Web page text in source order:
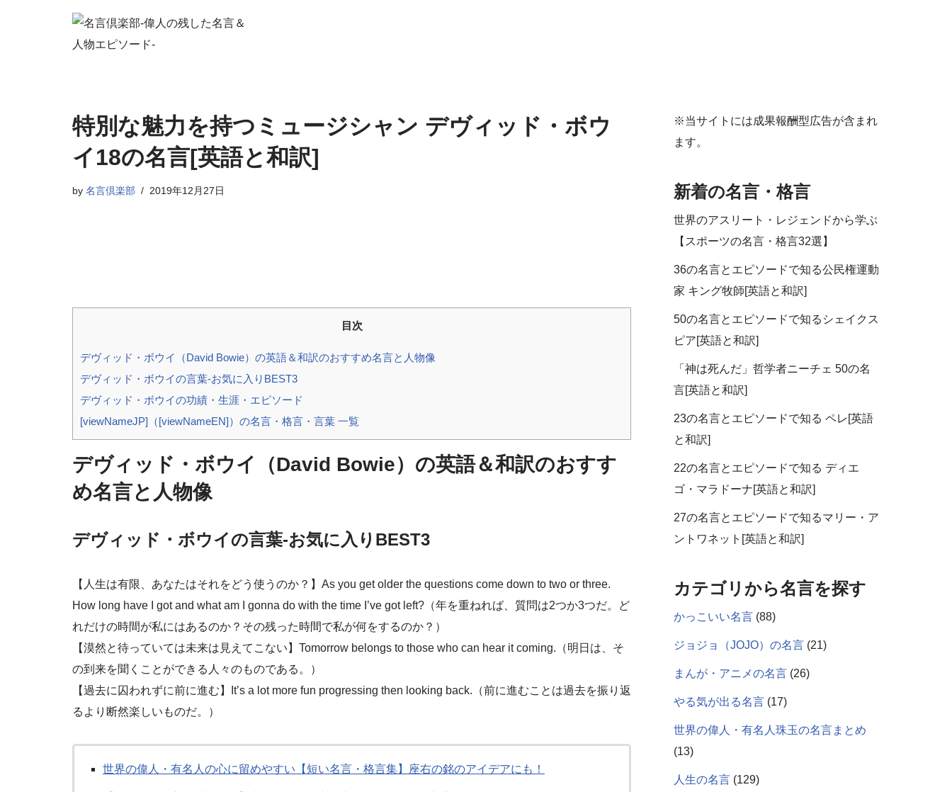
特別な魅力を持つミュージシャン デヴィッド・ボウ
イ18の名言[英語と和訳]
by 名言倶楽部 2019年12月27日
目次
デヴィッド・ボウイ（David Bowie）の英語＆和訳のおすすめ名言と人物像
デヴィッド・ボウイの言葉-お気に入りBEST3
デヴィッド・ボウイの功績・生涯・エピソード
[viewNameJP]（[viewNameEN]）の名言・格言・言葉 一覧
デヴィッド・ボウイ（David Bowie）の英語＆和訳のおすす
め名言と人物像
デヴィッド・ボウイの言葉-お気に入りBEST3
【人生は有限、あなたはそれをどう使うのか？】As you get older the questions come down to two or three.
How long have I got and what am I gonna do with the time I’ve got left?（年を重ねれば、質問は2つか3つだ。ど
れだけの時間が私にはあるのか？その残った時間で私が何をするのか？）
【漠然と待っていては未来は見えてこない】Tomorrow belongs to those who can hear it coming.（明日は、そ
の到来を聞くことができる人々のものである。）
【過去に囚われずに前に進む】It’s a lot more fun progressing then looking back.（前に進むことは過去を振り返
るより断然楽しいものだ。）
世界の偉人・有名人の心に留めやすい【短い名言・格言集】座右の銘のアイデアにも！
※当サイトには成果報酬型広告が含まれ
ます。
新着の名言・格言
世界のアスリート・レジェンドから学ぶ
【スポーツの名言・格言32選】
36の名言とエピソードで知る公民権運動
家 キング牧師[英語と和訳]
50の名言とエピソードで知るシェイクス
ピア[英語と和訳]
「神は死んだ」哲学者ニーチェ 50の名
言[英語と和訳]
23の名言とエピソードで知る ペレ[英語
と和訳]
22の名言とエピソードで知る ディエ
ゴ・マラドーナ[英語と和訳]
27の名言とエピソードで知るマリー・ア
ントワネット[英語と和訳]
カテゴリから名言を探す
かっこいい名言 (88)
ジョジョ（JOJO）の名言 (21)
まんが・アニメの名言 (26)
やる気が出る名言 (17)
世界の偉人・有名人珠玉の名言まとめ
(13)
人生の名言 (129)